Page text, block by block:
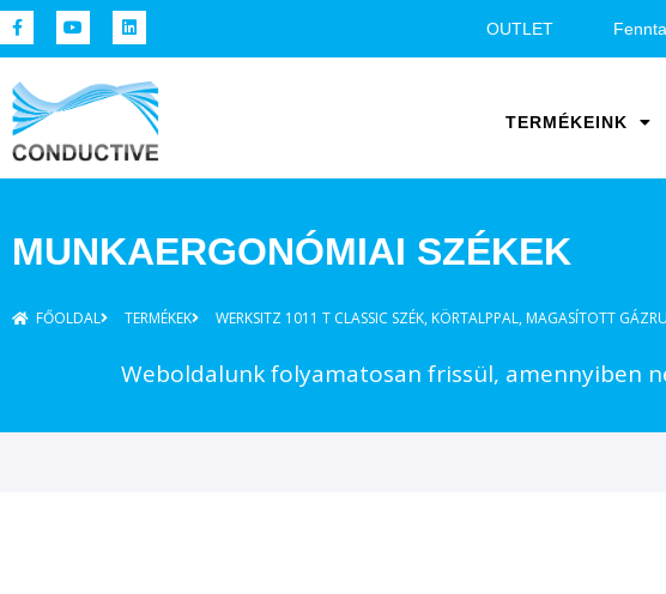
OUTLET
TERMÉKEINK
MUNKAERGONÓMIAI SZÉKEK
FŐOLDAL TERMÉKEK WERKSITZ 1011 T CLASSIC SZÉK, KÖRTALPPAL, MAGASÍTOTT
Weboldalunk folyamatosan frissül, amennyiben